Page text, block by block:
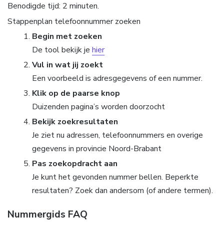
Benodigde tijd: 2 minuten.
Stappenplan telefoonnummer zoeken
Begin met zoeken
De tool bekijk je hier
Vul in wat jij zoekt
Een voorbeeld is adresgegevens of een nummer.
Klik op de paarse knop
Duizenden pagina’s worden doorzocht
Bekijk zoekresultaten
Je ziet nu adressen, telefoonnummers en overige
gegevens in provincie Noord-Brabant
Pas zoekopdracht aan
Je kunt het gevonden nummer bellen. Beperkte
resultaten? Zoek dan andersom (of andere termen).
Nummergids FAQ